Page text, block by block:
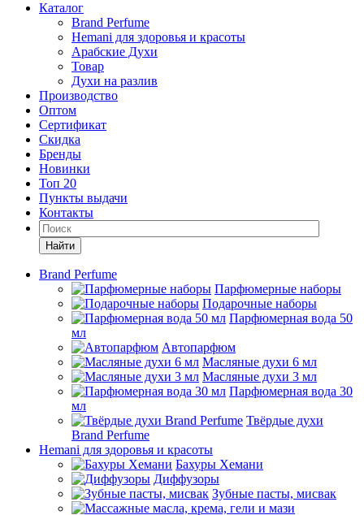
Каталог
Brand Perfume
Hemani для здоровья и красоты
Арабские Духи
Товар
Духи на разлив
Производство
Оптом
Сертификат
Скидка
Бренды
Новинки
Топ 20
Пункты выдачи
Контакты
Найти
Brand Perfume
Парфюмерные наборы
Подарочные наборы
Парфюмерная вода 50
мл
Автопарфюм
Масляные духи 6 мл
Масляные духи 3 мл
Парфюмерная вода 30
мл
Твёрдые духи
Brand Perfume
Hemani для здоровья и красоты
Бахуры Хемани
Диффузоры
Зубные пасты, мисвак